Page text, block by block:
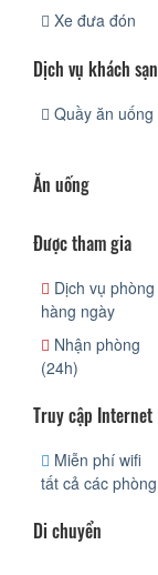
Xe đưa đón
Dịch vụ khách sạn
Quầy ăn uống
Ăn uống
Được tham gia
Dịch vụ phòng
hàng ngày
Nhận phòng
(24h)
Truy cập Internet
Miễn phí wifi
tất cả các phòng
Di chuyển